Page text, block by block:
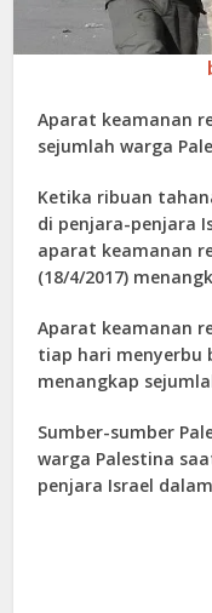
Aparat keamanan
sejumlah warga
Ketika ribuan
di penjara-penjara
aparat keamanan
(18/4/2017)
Aparat keamanan
tiap hari menyerbu
menangkap
Sumber-sumber
warga Palestina
penjara Israel